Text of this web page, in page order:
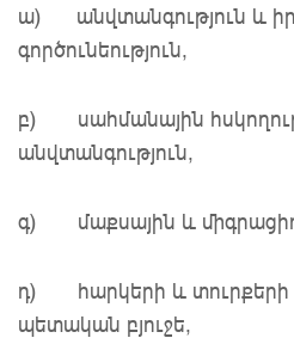
ա) անվտանգություն և
գործունեություն,
բ) սահմանային
անվտանգություն,
գ) մաքսային և
դ) հարկերի և տուրքերի
պետական բյուջե,